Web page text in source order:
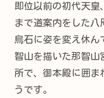
即位以前の初代天
まで道案内をした八
烏石に姿を変え休ん
智山を描いた那智山
所で、御本殿に囲ま
うです。